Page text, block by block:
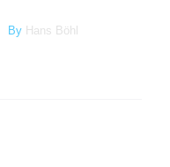
By Hans Böhl